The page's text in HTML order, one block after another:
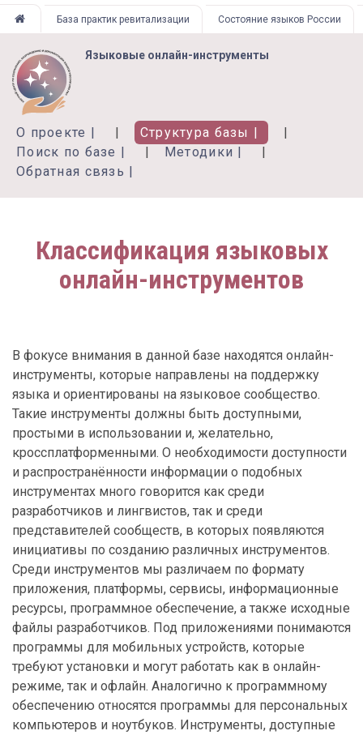
Перейти
основному
содержанию
База практик ревитализации Состояние языков России
Языковые онлайн-инструменты
О проекте
Структура базы
Поиск по базе
Методики
Обратная связь
Классификация языковых
онлайн-инструментов
В фокусе внимания в данной базе находятся онлайн-
инструменты, которые направлены на поддержку
языка и ориентированы на языковое сообщество.
Такие инструменты должны быть доступными,
простыми в использовании и, желательно,
кроссплатформенными. О необходимости доступности
и распространённости информации о подобных
инструментах много говорится как среди
разработчиков и лингвистов, так и среди
представителей сообществ, в которых появляются
инициативы по созданию различных инструментов.
Среди инструментов мы различаем по формату
приложения, платформы, сервисы, информационные
ресурсы, программное обеспечение, а также исходные
файлы разработчиков. Под приложениями понимаются
программы для мобильных устройств, которые
требуют установки и могут работать как в онлайн-
режиме, так и офлайн. Аналогично к программному
обеспечению относятся программы для персональных
компьютеров и ноутбуков. Инструменты, доступные